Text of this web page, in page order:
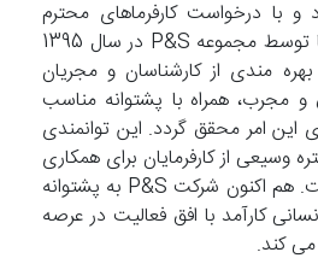
با درخواست کارفرماهای محترم
مبنی بر اجرای طراحی ها توسط مجموعه P&S در سال 1395
مندی از کارشناسان و مجریان
مجرب، همراه با پشتوانه مناسب
این امر محقق گردد. این توانمندی
وسیعی از کارفرمایان برای همکاری
با شرکت P&S شده است. هم اکنون شرکت P&S به پشتوانه
کارآمد با افق فعالیت در عرصه
کند.